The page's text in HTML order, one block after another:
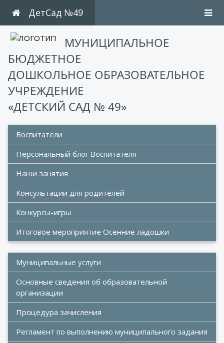
ДетСад №49
МУНИЦИПАЛЬНОЕ
БЮДЖЕТНОЕ
ДОШКОЛЬНОЕ ОБРАЗОВАТЕЛЬНОЕ
УЧРЕЖДЕНИЕ
«ДЕТСКИЙ САД № 49»
Воспитатели
Персональный блог Воспитателя
Наши занятия
Консультации для родителей
Конкурсы-игры
Итоговое мероприятие Осенние ладошки
Муниципальные услуги
Основные сведения об образовательной
организации
Процедура зачисления
Регламент по выполнению муниципального задания